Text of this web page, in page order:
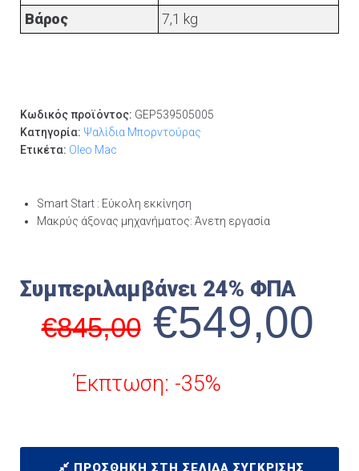
Βάρος
7,1 kg
Κωδικός προϊόντος: GEP539505005
Κατηγορία: Ψαλίδια Μπορντούρας
Ετικέτα: Oleo Mac
Smart Start : Εύκολη εκκίνηση
Μακρύς άξονας μηχανήματος: Άνετη εργασία
Συμπεριλαμβάνει 24% ΦΠΑ
€845,00 €549,00
Έκπτωση: -35%
ΠΡΟΣΘΉΚΗ ΣΤΗ ΣΕΛΊΔΑ ΣΎΓΚΡΙΣΗΣ